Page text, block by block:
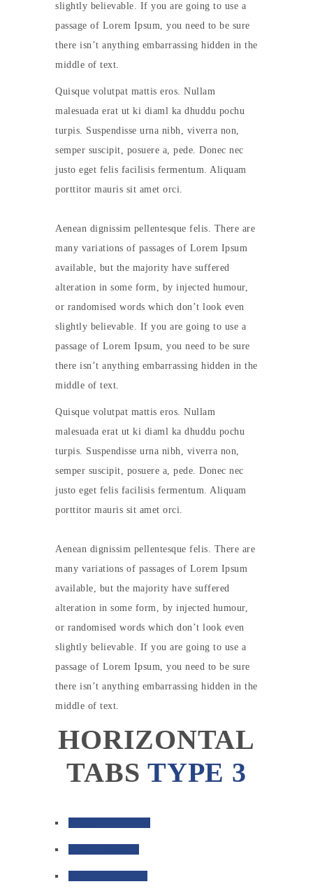
slightly believable. If you are going to use a
passage of Lorem Ipsum, you need to be sure
there isn’t anything embarrassing hidden in the
middle of text.
Quisque volutpat mattis eros. Nullam
malesuada erat ut ki diaml ka dhuddu pochu
turpis. Suspendisse urna nibh, viverra non,
semper suscipit, posuere a, pede. Donec nec
justo eget felis facilisis fermentum. Aliquam
porttitor mauris sit amet orci.
Aenean dignissim pellentesque felis. There are
many variations of passages of Lorem Ipsum
available, but the majority have suffered
alteration in some form, by injected humour,
or randomised words which don’t look even
slightly believable. If you are going to use a
passage of Lorem Ipsum, you need to be sure
there isn’t anything embarrassing hidden in the
middle of text.
Quisque volutpat mattis eros. Nullam
malesuada erat ut ki diaml ka dhuddu pochu
turpis. Suspendisse urna nibh, viverra non,
semper suscipit, posuere a, pede. Donec nec
justo eget felis facilisis fermentum. Aliquam
porttitor mauris sit amet orci.
Aenean dignissim pellentesque felis. There are
many variations of passages of Lorem Ipsum
available, but the majority have suffered
alteration in some form, by injected humour,
or randomised words which don’t look even
slightly believable. If you are going to use a
passage of Lorem Ipsum, you need to be sure
there isn’t anything embarrassing hidden in the
middle of text.
HORIZONTAL
TABSTYPE 3